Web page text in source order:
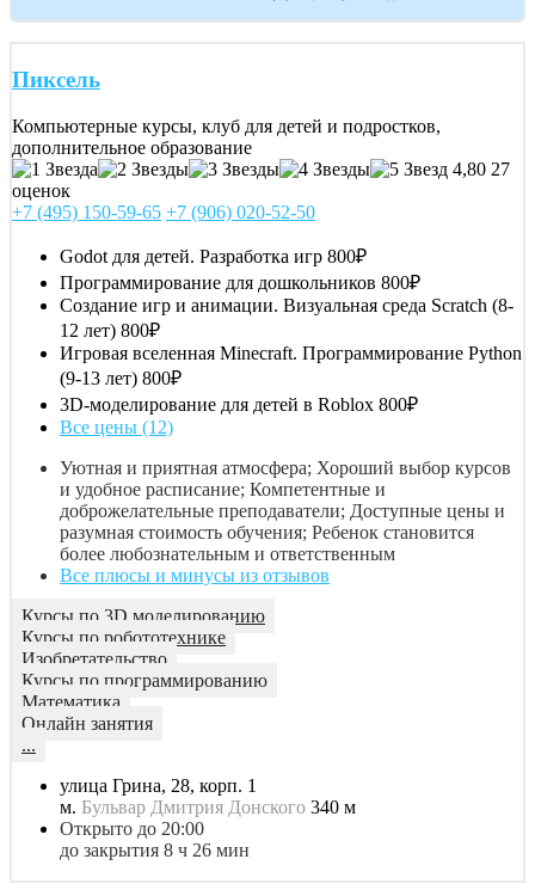
Пиксель
Компьютерные курсы, клуб для детей и подростков,
дополнительное образование
4,80 27
оценок
+7 (495) 150-59-65 +7 (906) 020-52-50
Godot для детей. Разработка игр 800₽
Программирование для дошкольников 800₽
Создание игр и анимации. Визуальная среда Scratch (8-
12 лет) 800₽
Игровая вселенная Minecraft. Программирование Python
(9-13 лет) 800₽
3D-моделирование для детей в Roblox 800₽
Все цены (12)
Уютная и приятная атмосфера; Хороший выбор курсов
и удобное расписание; Компетентные и
доброжелательные преподаватели; Доступные цены и
разумная стоимость обучения; Ребенок становится
более любознательным и ответственным
Все плюсы и минусы из отзывов
Курсы по 3D моделированию
Курсы по робототехнике
Изобретательство
Курсы по программированию
Математика
Онлайн занятия
...
улица Грина, 28, корп. 1
м. Бульвар Дмитрия Донского 340 м
Открыто до 20:00
до закрытия 8 ч 26 мин